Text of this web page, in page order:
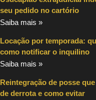
seu pedido no cartório
Saiba mais »
Locação por temporada:
como notificar o inquilino
Saiba mais »
Reintegração de posse
de derrota e como evitar